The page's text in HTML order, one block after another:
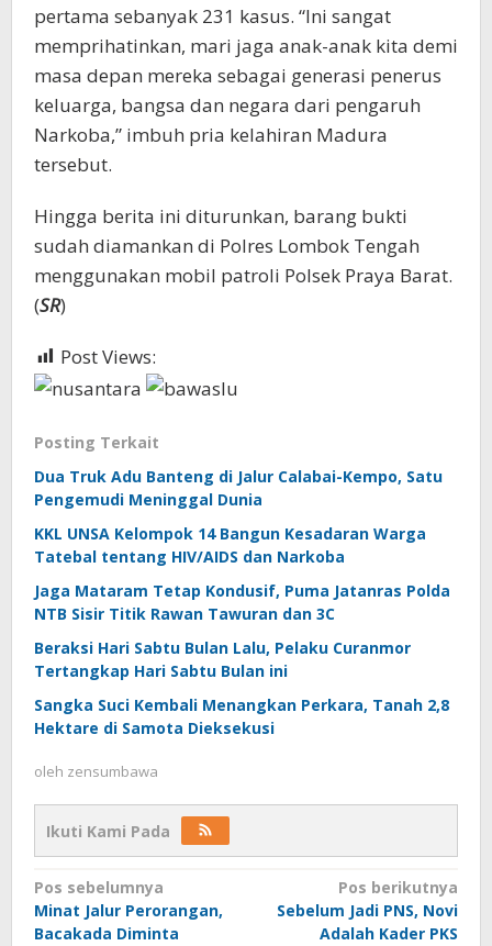
pertama sebanyak 231 kasus. “Ini sangat
memprihatinkan, mari jaga anak-anak kita demi
masa depan mereka sebagai generasi penerus
keluarga, bangsa dan negara dari pengaruh
Narkoba,” imbuh pria kelahiran Madura
tersebut.
Hingga berita ini diturunkan, barang bukti
sudah diamankan di Polres Lombok Tengah
menggunakan mobil patroli Polsek Praya Barat.
(SR)
Post Views:
Posting Terkait
Dua Truk Adu Banteng di Jalur Calabai-Kempo, Satu
Pengemudi Meninggal Dunia
KKL UNSA Kelompok 14 Bangun Kesadaran Warga
Tatebal tentang HIV/AIDS dan Narkoba
Jaga Mataram Tetap Kondusif, Puma Jatanras Polda
NTB Sisir Titik Rawan Tawuran dan 3C
Beraksi Hari Sabtu Bulan Lalu, Pelaku Curanmor
Tertangkap Hari Sabtu Bulan ini
Sangka Suci Kembali Menangkan Perkara, Tanah 2,8
Hektare di Samota Dieksekusi
oleh zensumbawa
Ikuti Kami Pada
Navigasi
pos
Pos sebelumnya
Minat Jalur Perorangan,
Bacakada Diminta
Pos berikutnya
Sebelum Jadi PNS, Novi
Adalah Kader PKS